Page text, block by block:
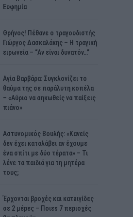
Ευφημία
Θρήνος! Πέθανε ο τραγουδιστής
Γιώργος Δασκαλάκης – Η τραγική
ειρωνεία – “Αν είναι δυνατόν…”
Αγία Βαρβάρα: Συγκλονίζει το
θαύμα της σε παράλυτη κοπέλα
– «Αύριο να σηκωθείς να παίξεις
πιάνο»
Αστυνομικός Bουλής: «Κανείς
δεν έχει καταλάβει αν έχουμε
ένα σπίτι με δύο τέρατα» – Τι
λένε τα παιδιά για τη μητέρα
τους;
Έρχονται βροχές και κατaιγίδες
σε 2 μέpες – Ποιεs 7 πεpιοχές